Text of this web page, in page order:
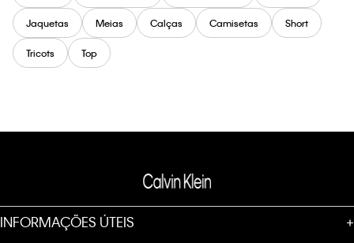
Jaquetas Meias Calças Camisetas Short
Tricots Top
INFORMAÇÕES ÚTEIS +